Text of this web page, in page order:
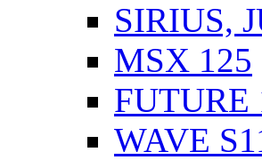
SIRIUS,
MSX 125
FUTURE
WAVE